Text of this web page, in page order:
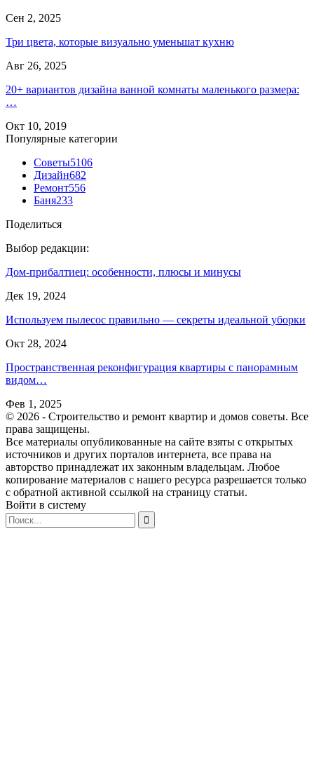
Сен 2, 2025
Три цвета, которые визуально уменьшат кухню
Авг 26, 2025
20+ вариантов дизайна ванной комнаты маленького размера:
…
Окт 10, 2019
Популярные категории
Советы5106
Дизайн682
Ремонт556
Баня233
Поделиться
Выбор редакции:
Дом-прибалтиец: особенности, плюсы и минусы
Дек 19, 2024
Используем пылесос правильно — секреты идеальной уборки
Окт 28, 2024
Пространственная реконфигурация квартиры с панорамным
видом…
Фев 1, 2025
© 2026 - Строительство и ремонт квартир и домов советы. Все
права защищены.
Все материалы опубликованные на сайте взяты с открытых
источников и других порталов интернета, все права на
авторство принадлежат их законным владельцам. Любое
копирование материалов с нашего ресурса разрешается только
с обратной активной ссылкой на страницу статьи.
Войти в систему